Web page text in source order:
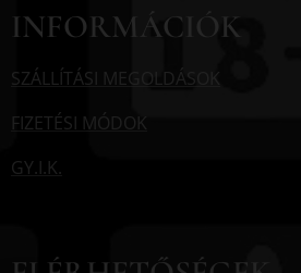
INFORMÁCIÓK
SZÁLLÍTÁSI MEGOLDÁSOK
FIZETÉSI MÓDOK
GY.I.K.